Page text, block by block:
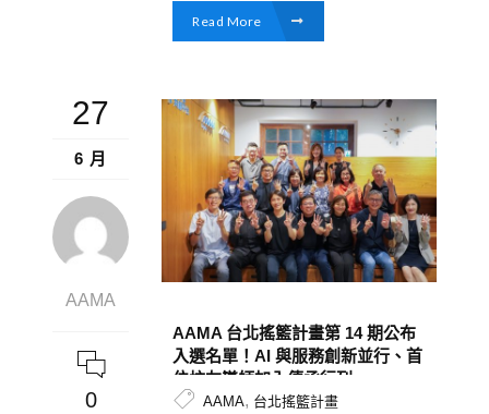
Read More
27
6 月
AAMA
0
AAMA 台北搖籃計畫第 14 期公布
入選名單！AI 與服務創新並行、首
位校友導師加入傳承行列
AAMA, 台北搖籃計畫